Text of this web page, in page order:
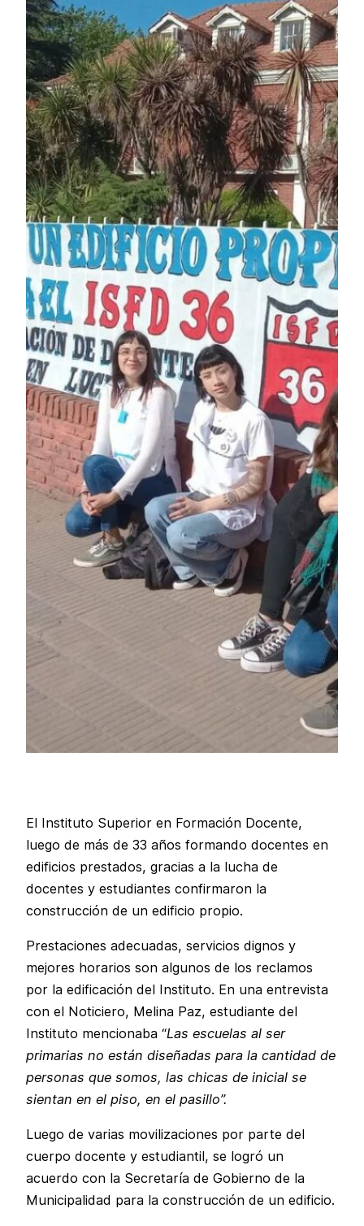
El Instituto Superior en Formación Docente,
luego de más de 33 años formando docentes en
edificios prestados, gracias a la lucha de
docentes y estudiantes confirmaron la
construcción de un edificio propio.
Prestaciones adecuadas, servicios dignos y
mejores horarios son algunos de los reclamos
por la edificación del Instituto. En una entrevista
con el Noticiero, Melina Paz, estudiante del
Instituto mencionaba “Las escuelas al ser
primarias no están diseñadas para la cantidad de
personas que somos, las chicas de inicial se
sientan en el piso, en el pasillo”.
Luego de varias movilizaciones por parte del
cuerpo docente y estudiantil, se logró un
acuerdo con la Secretaría de Gobierno de la
Municipalidad para la construcción de un edificio.